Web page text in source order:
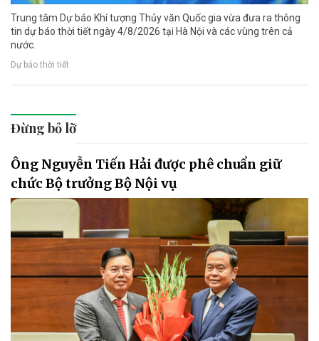
Trung tâm Dự báo Khí tượng Thủy văn Quốc gia vừa đưa ra thông
tin dự báo thời tiết ngày 4/8/2026 tại Hà Nội và các vùng trên cả
nước.
Dự báo thời tiết
Đừng bỏ lỡ
Ông Nguyễn Tiến Hải được phê chuẩn giữ
chức Bộ trưởng Bộ Nội vụ